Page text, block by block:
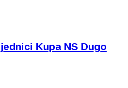
Kupa NS Dugo